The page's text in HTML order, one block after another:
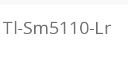
Sm5110-Lr